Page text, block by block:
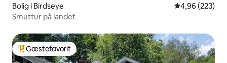
Bolig i Birdseye 4,96 ud af 5 i
4,96 (223)
Smuttur på landet
Bedste gæstefavorit
Gæstefavorit